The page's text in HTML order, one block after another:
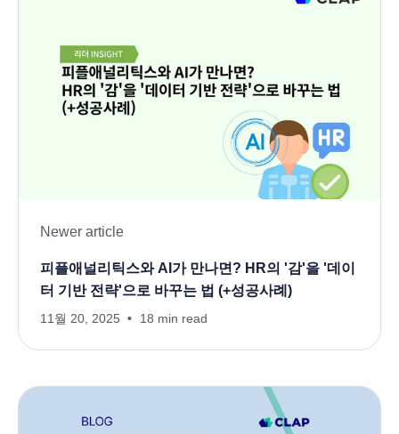
Newer article
피플애널리틱스와 AI가 만나면? HR의 '감'을 '데이
터 기반 전략'으로 바꾸는 법 (+성공사례)
11월 20, 2025 18 min read